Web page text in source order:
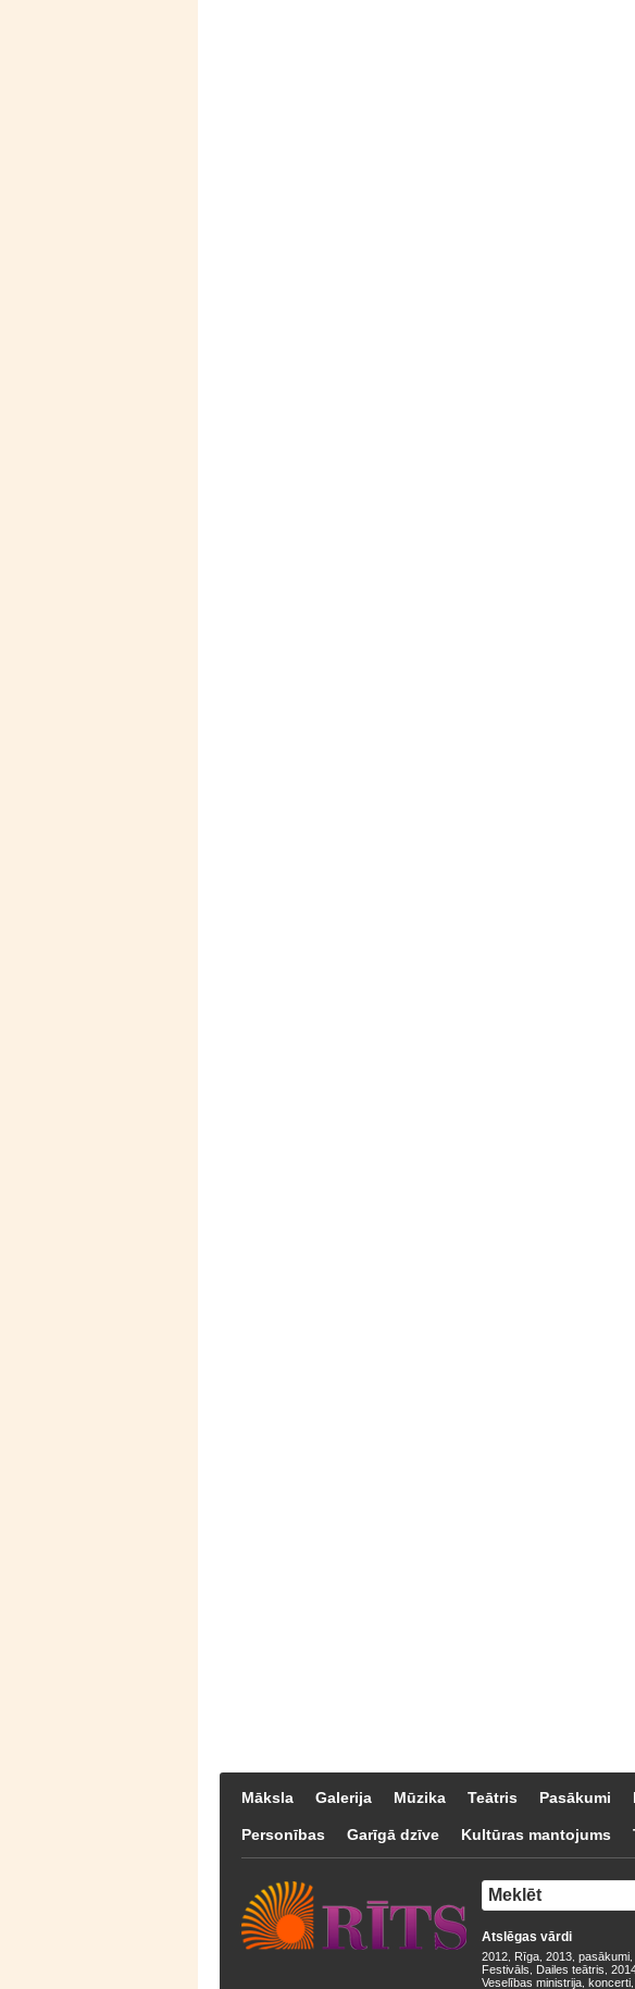
Māksla Galerija Mūzika Teātris Pasākumi
Personības Garīgā dzīve Kultūras mantojums
Atslēgas vārdi
2012 Rīga 2013 pasākumi
Festivāls Dailes teātris
Veselības ministrija koncerti